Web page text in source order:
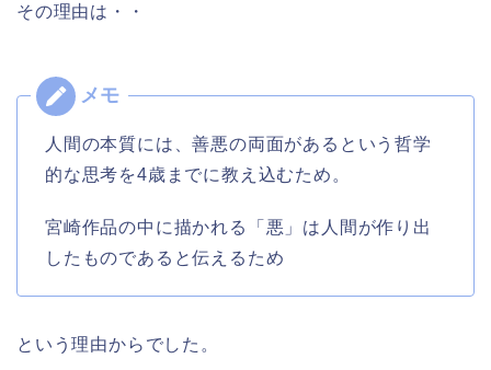
その理由は・・
人間の本質には、善悪の両面があるという哲学
的な思考を4歳までに教え込むため。
宮崎作品の中に描かれる「悪」は人間が作り出
したものであると伝えるため
という理由からでした。